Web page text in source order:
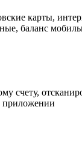
карты,
баланс
счету,
приложении